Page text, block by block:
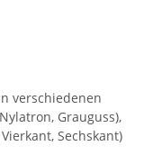
verschiedenen
Grauguss),
Sechskant)